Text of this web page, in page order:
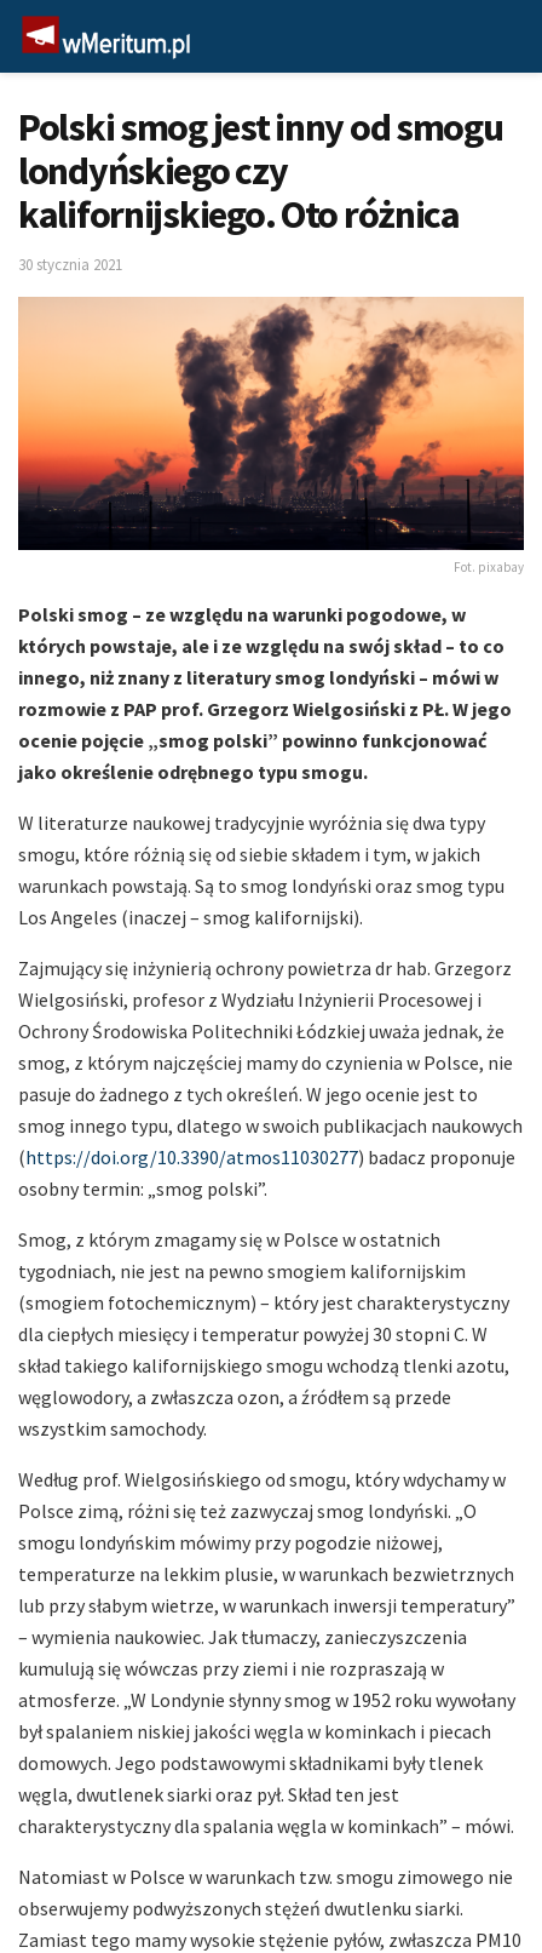
Polski smog jest inny od smogu
londyńskiego czy
kalifornijskiego. Oto różnica
30 stycznia 2021
Fot. pixabay
Polski smog – ze względu na warunki pogodowe, w
których powstaje, ale i ze względu na swój skład – to co
innego, niż znany z literatury smog londyński – mówi w
rozmowie z PAP prof. Grzegorz Wielgosiński z PŁ. W jego
ocenie pojęcie „smog polski” powinno funkcjonować
jako określenie odrębnego typu smogu.
W literaturze naukowej tradycyjnie wyróżnia się dwa typy
smogu, które różnią się od siebie składem i tym, w jakich
warunkach powstają. Są to smog londyński oraz smog typu
Los Angeles (inaczej – smog kalifornijski).
Zajmujący się inżynierią ochrony powietrza dr hab. Grzegorz
Wielgosiński, profesor z Wydziału Inżynierii Procesowej i
Ochrony Środowiska Politechniki Łódzkiej uważa jednak, że
smog, z którym najczęściej mamy do czynienia w Polsce, nie
pasuje do żadnego z tych określeń. W jego ocenie jest to
smog innego typu, dlatego w swoich publikacjach naukowych
(https://doi.org/10.3390/atmos11030277) badacz proponuje
osobny termin: „smog polski”.
Smog, z którym zmagamy się w Polsce w ostatnich
tygodniach, nie jest na pewno smogiem kalifornijskim
(smogiem fotochemicznym) – który jest charakterystyczny
dla ciepłych miesięcy i temperatur powyżej 30 stopni C. W
skład takiego kalifornijskiego smogu wchodzą tlenki azotu,
węglowodory, a zwłaszcza ozon, a źródłem są przede
wszystkim samochody.
Według prof. Wielgosińskiego od smogu, który wdychamy w
Polsce zimą, różni się też zazwyczaj smog londyński. „O
smogu londyńskim mówimy przy pogodzie niżowej,
temperaturze na lekkim plusie, w warunkach bezwietrznych
lub przy słabym wietrze, w warunkach inwersji temperatury”
– wymienia naukowiec. Jak tłumaczy, zanieczyszczenia
kumulują się wówczas przy ziemi i nie rozpraszają w
atmosferze. „W Londynie słynny smog w 1952 roku wywołany
był spalaniem niskiej jakości węgla w kominkach i piecach
domowych. Jego podstawowymi składnikami były tlenek
węgla, dwutlenek siarki oraz pył. Skład ten jest
charakterystyczny dla spalania węgla w kominkach” – mówi.
Natomiast w Polsce w warunkach tzw. smogu zimowego nie
obserwujemy podwyższonych stężeń dwutlenku siarki.
Zamiast tego mamy wysokie stężenie pyłów, zwłaszcza PM10